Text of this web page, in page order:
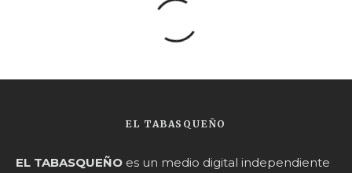
EL TABASQUEÑO
EL TABASQUEÑO es un medio digital independiente